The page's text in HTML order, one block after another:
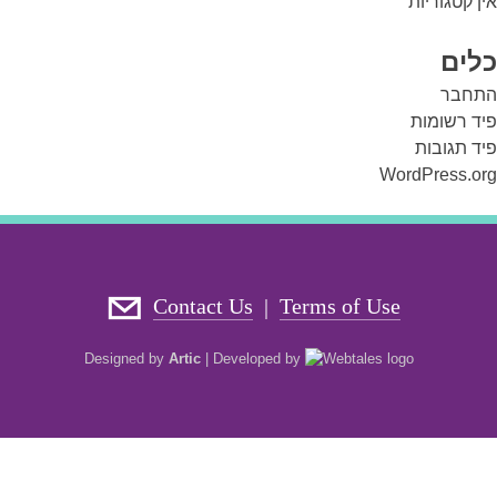
כלים
התחבר
פיד רשומות
פיד תגובות
WordPress.org
Terms of Use
|
Contact Us
Designed by Artic Developed by